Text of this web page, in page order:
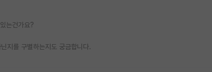
는건가요?
지를 구별하는지도 궁금합니다.